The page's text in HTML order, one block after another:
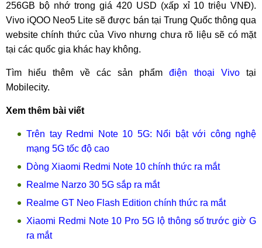
256GB bộ nhớ trong giá 420 USD (xấp xỉ 10 triệu VNĐ).
Vivo iQOO Neo5 Lite sẽ được bán tại Trung Quốc thông qua
website chính thức của Vivo nhưng chưa rõ liệu sẽ có mặt
tại các quốc gia khác hay không.
Tìm hiểu thêm về các sản phẩmđiện thoại Vivotại
Mobilecity.
Xem thêm bài viết
Trên tay Redmi Note 10 5G: Nổi bật với công nghệ
mạng 5G tốc độ cao
Dòng Xiaomi Redmi Note 10 chính thức ra mắt
Realme Narzo 30 5G sắp ra mắt
Realme GT Neo Flash Edition chính thức ra mắt
Xiaomi Redmi Note 10 Pro 5G lộ thông số trước giờ G
ra mắt